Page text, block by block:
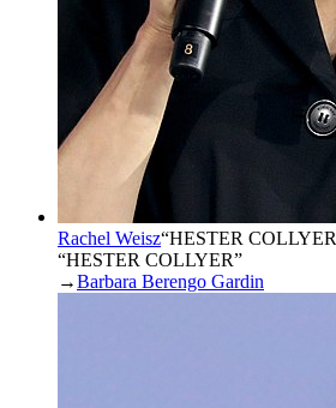
Rachel Weisz“HESTER COLLYER
“HESTER COLLYER”
→Barbara Berengo Gardin